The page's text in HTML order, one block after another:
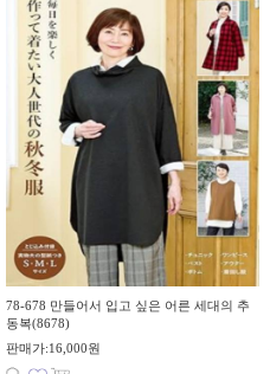
78-678 만들어서 입고 싶은 어른 세대의 추
동복(8678)
판매가:16,000원